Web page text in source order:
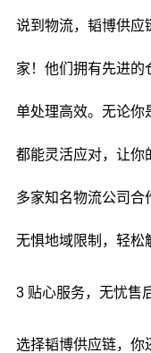
说到物流，韬博供应
家！他们拥有先进的
单处理高效。无论你
都能灵活应对，让你
多家知名物流公司合
无惧地域限制，轻松
3 贴心服务，无忧售
选择韬博供应链，你